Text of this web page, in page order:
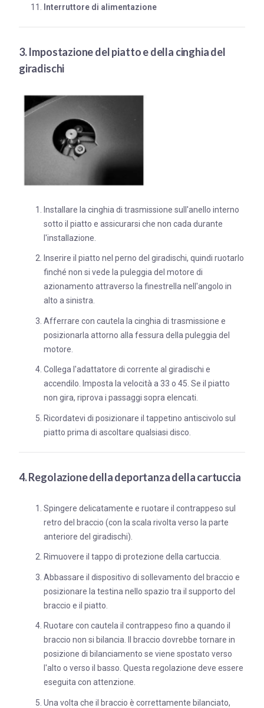
Interruttore di alimentazione
3. Impostazione del piatto e della cinghia del
giradischi
Installare la cinghia di trasmissione sull'anello interno
sotto il piatto e assicurarsi che non cada durante
l'installazione.
Inserire il piatto nel perno del giradischi, quindi ruotarlo
finché non si vede la puleggia del motore di
azionamento attraverso la finestrella nell'angolo in
alto a sinistra.
Afferrare con cautela la cinghia di trasmissione e
posizionarla attorno alla fessura della puleggia del
motore.
Collega l'adattatore di corrente al giradischi e
accendilo. Imposta la velocità a 33 o 45. Se il piatto
non gira, riprova i passaggi sopra elencati.
Ricordatevi di posizionare il tappetino antiscivolo sul
piatto prima di ascoltare qualsiasi disco.
4. Regolazione della deportanza della cartuccia
Spingere delicatamente e ruotare il contrappeso sul
retro del braccio (con la scala rivolta verso la parte
anteriore del giradischi).
Rimuovere il tappo di protezione della cartuccia.
Abbassare il dispositivo di sollevamento del braccio e
posizionare la testina nello spazio tra il supporto del
braccio e il piatto.
Ruotare con cautela il contrappeso fino a quando il
braccio non si bilancia. Il braccio dovrebbe tornare in
posizione di bilanciamento se viene spostato verso
l'alto o verso il basso. Questa regolazione deve essere
eseguita con attenzione.
Una volta che il braccio è correttamente bilanciato,